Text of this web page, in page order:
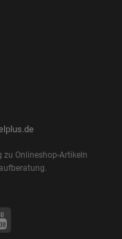
zu Onlineshop-Artikeln